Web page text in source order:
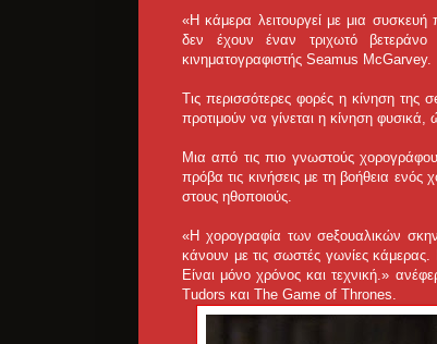
«Η κάμερα λειτουργεί με μια
δεν έχουν έναν τριχωτό
κινηματογραφιστής Seamus McGarvey.
Τις περισσότερες φορές η κίνηση της
προτιμούν να γίνεται η κίνηση
Μια από τις πιο γνωστούς
πρόβα τις κινήσεις με τη βοήθεια ενός
στους ηθοποιούς.
«Η χορογραφία των σeξουαλικών
κάνουν με τις σωστές γωνίες κάμερας.
Είναι μόνο χρόνος και τεχνική.»
Tudors και The Game of Thrones.